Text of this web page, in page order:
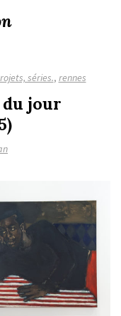
séries., rennes
du jour